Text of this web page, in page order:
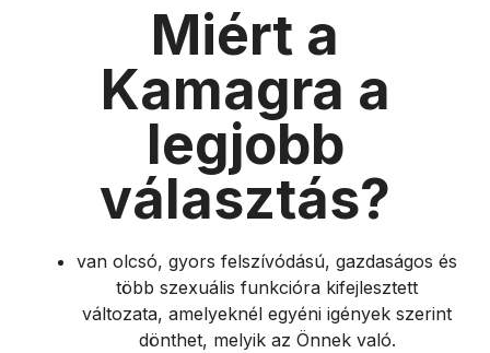
Miért a
Kamagra a
legjobb
választás?
van olcsó, gyors felszívódású, gazdaságos és
több szexuális funkcióra kifejlesztett
változata, amelyeknél egyéni igények szerint
dönthet, melyik az Önnek való.